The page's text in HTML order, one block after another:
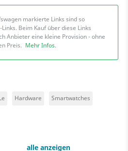
markierte Links sind so
Beim Kauf über diese Links
Anbieter eine kleine Provision - ohne
Preis. Mehr Infos.
Hardware Smartwatches
alle anzeigen